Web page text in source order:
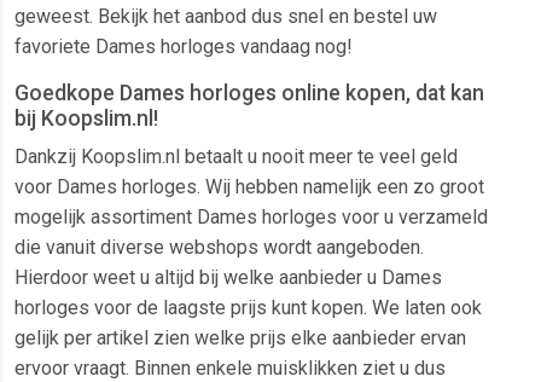
geweest. Bekijk het aanbod dus snel en bestel uw
favoriete Dames horloges vandaag nog!
Goedkope Dames horloges online kopen, dat kan
bij Koopslim.nl!
Dankzij Koopslim.nl betaalt u nooit meer te veel geld
voor Dames horloges. Wij hebben namelijk een zo groot
mogelijk assortiment Dames horloges voor u verzameld
die vanuit diverse webshops wordt aangeboden.
Hierdoor weet u altijd bij welke aanbieder u Dames
horloges voor de laagste prijs kunt kopen. We laten ook
gelijk per artikel zien welke prijs elke aanbieder ervan
ervoor vraagt. Binnen enkele muisklikken ziet u dus